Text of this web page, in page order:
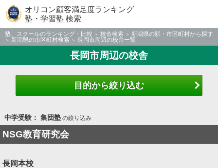
オリコン顧客満足度ランキング
塾・学習塾 検索
塾、スクールのランキング・比較 校舎検索
新潟県の駅・市区町村から探す
新潟県の市区町村検索
長岡市周辺の校舎一覧
長岡市周辺の校舎
目的から絞り込む
中学受験： 集団塾の絞り込み
NSG教育研究会
長岡本校